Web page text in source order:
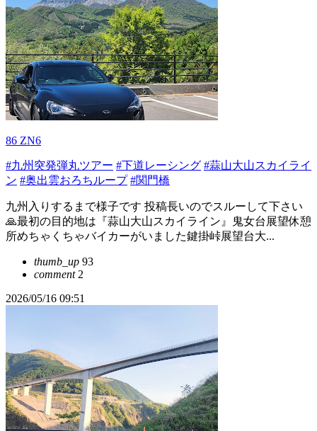
86 ZN6
#九州突発弾丸ツアー #下道レーシング #蒜山大山スカイライ
ン #奥出雲おろちループ #関門橋
九州入りするまで様子です 投稿長いのでスルーして下さい
🙏最初の目的地は『蒜山大山スカイライン』鬼女台展望休憩
所めちゃくちゃバイカーがいました鍵掛峠展望台大...
thumb_up 93
comment2
2026/05/16 09:51